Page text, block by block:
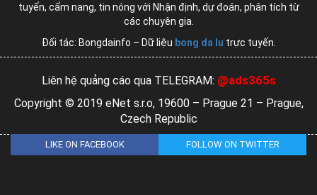
tuyến, cẩm nang, tin nóng với Nhận định, dự đoán, phân tích từ
các chuyên gia.
Đối tác: Bongdainfo – Dữ liệu bong da lu trực tuyến.
Liên hệ quảng cáo qua TELEGRAM: @ads365s
Copyright © 2019 eNet s.r.o, 19600 – Prague 21 – Prague,
Czech Republic
LIKE ON FACEBOOK FOLLOW ON TWITTER